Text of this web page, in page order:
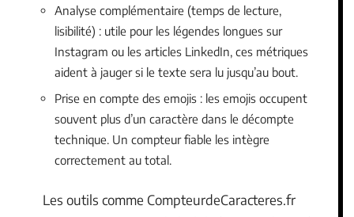
Analyse complémentaire (temps de lecture,
lisibilité) : utile pour les légendes longues sur
Instagram ou les articles LinkedIn, ces métriques
aident à jauger si le texte sera lu jusqu’au bout.
Prise en compte des emojis : les emojis occupent
souvent plus d’un caractère dans le décompte
technique. Un compteur fiable les intègre
correctement au total.
Les outils comme CompteurdeCaracteres.fr